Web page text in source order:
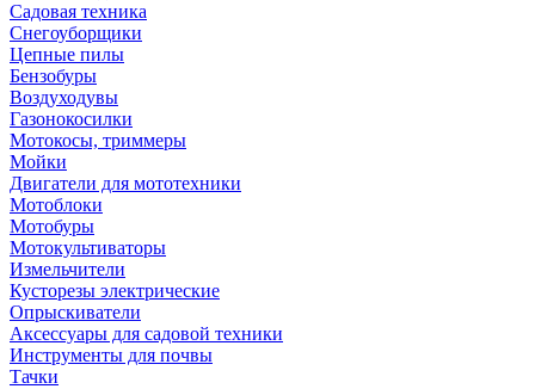
Садовая техника
Снегоуборщики
Цепные пилы
Бензобуры
Воздуходувы
Газонокосилки
Мотокосы, триммеры
Мойки
Двигатели для мототехники
Мотоблоки
Мотобуры
Мотокультиваторы
Измельчители
Кусторезы электрические
Опрыскиватели
Аксессуары для садовой техники
Инструменты для почвы
Тачки